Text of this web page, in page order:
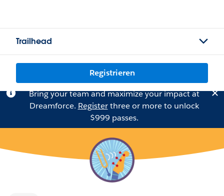
Trailhead
Registrieren
Bring your team and maximize your impact at
Dreamforce. Registerthree or more to unlock
$999 passes.